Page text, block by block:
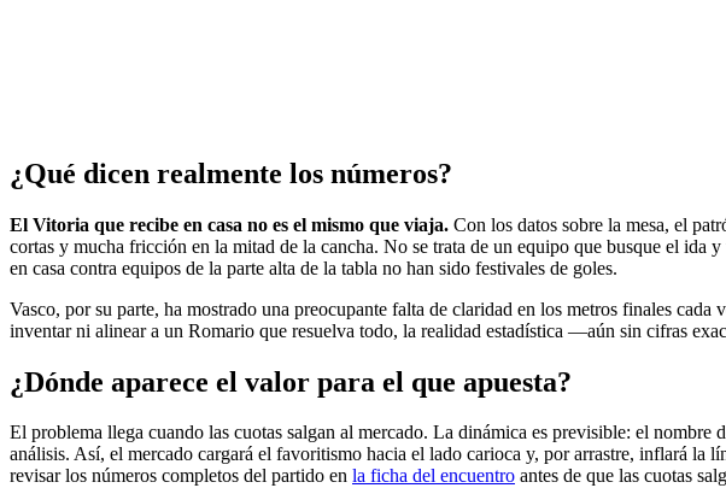
¿Qué dicen realmente los números?
El Vitoria que recibe en casa no es el mismo que viaja. Con los datos sobre la mesa, el
cortas y mucha fricción en la mitad de la cancha. No se trata de un equipo que busque el
en casa contra equipos de la parte alta de la tabla no han sido festivales de goles.
Vasco, por su parte, ha mostrado una preocupante falta de claridad en los metros finales
inventar ni alinear a un Romario que resuelva todo, la realidad estadística —aún sin cifras
¿Dónde aparece el valor para el que apuesta?
El problema llega cuando las cuotas salgan al mercado. La dinámica es previsible: el nombre
análisis. Así, el mercado cargará el favoritismo hacia el lado carioca y, por arrastre, inflará la
revisar los números completos del partido en la ficha del encuentro antes de que las cuotas